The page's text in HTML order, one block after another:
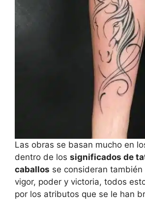
Las obras se basan mucho en
dentro de los significados de
caballos se consideran también
vigor, poder y victoria, todos
por los atributos que se le han